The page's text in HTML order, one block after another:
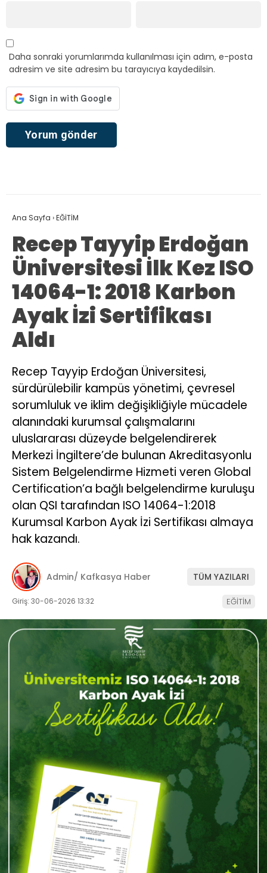
Daha sonraki yorumlarımda kullanılması için adım, e-posta
adresim ve site adresim bu tarayıcıya kaydedilsin.
Ana Sayfa ›EĞİTİM
Recep Tayyip Erdoğan
Üniversitesi İlk Kez ISO
14064-1: 2018 Karbon
Ayak İzi Sertifikası
Aldı
Recep Tayyip Erdoğan Üniversitesi,
sürdürülebilir kampüs yönetimi, çevresel
sorumluluk ve iklim değişikliğiyle mücadele
alanındaki kurumsal çalışmalarını
uluslararası düzeyde belgelendirerek
Merkezi İngiltere’de bulunan Akreditasyonlu
Sistem Belgelendirme Hizmeti veren Global
Certification’a bağlı belgelendirme kuruluşu
olan QSI tarafından ISO 14064-1:2018
Kurumsal Karbon Ayak İzi Sertifikası almaya
hak kazandı.
Admin/ Kafkasya Haber TÜM YAZILARI
Giriş: 30-06-2026 13:32 EĞİTİM